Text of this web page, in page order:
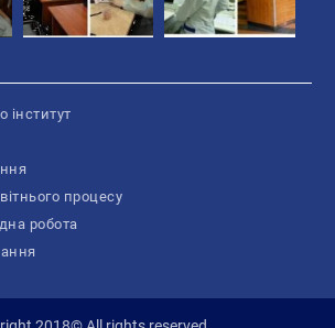
інститут
процесу
робота